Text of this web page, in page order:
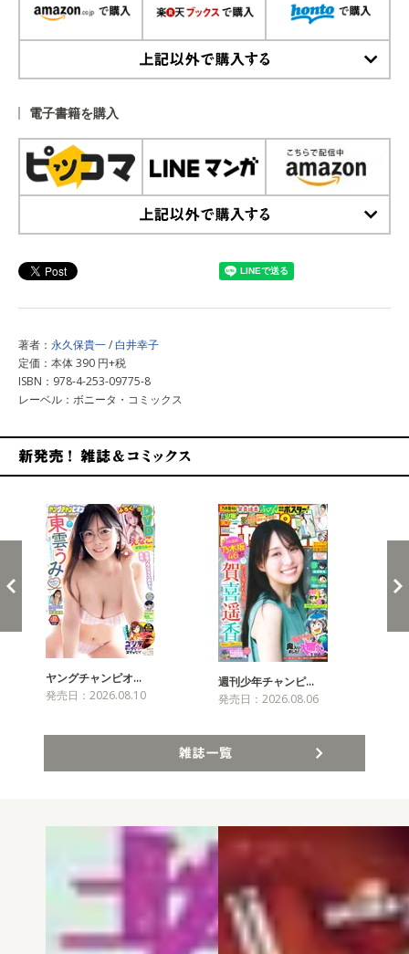
電子書籍を購入
著者： 永久保貴一/ 白井幸子
定価：本体 390 円+税
ISBN：978-4-253-09775-8
レーベル：ボニータ・コミックス
ヤングチャンピオ…
発売日：2026.08.10
週刊少年チャンピ…
発売日：2026.08.06